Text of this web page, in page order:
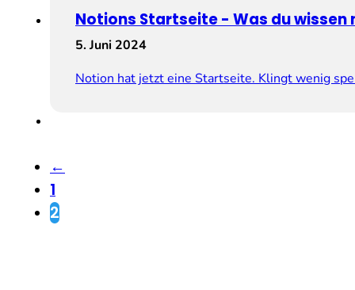
Notions Startseite ­­­- Was du wissen
5. Juni 2024
Notion hat jetzt eine Startseite. Klingt wenig
←
1
2